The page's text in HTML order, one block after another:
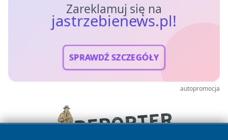
Zareklamuj się na
jastrzebienews.pl!
SPRAWDŹ SZCZEGÓŁY
autopromocja